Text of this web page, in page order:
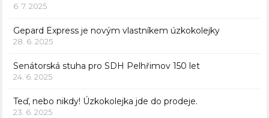
6. 7. 2025
Gepard Express je novým vlastníkem úzkokolejky
28. 6. 2025
Senátorská stuha pro SDH Pelhřimov 150 let
24. 6. 2025
Teď, nebo nikdy! Úzkokolejka jde do prodeje.
23. 6. 2025